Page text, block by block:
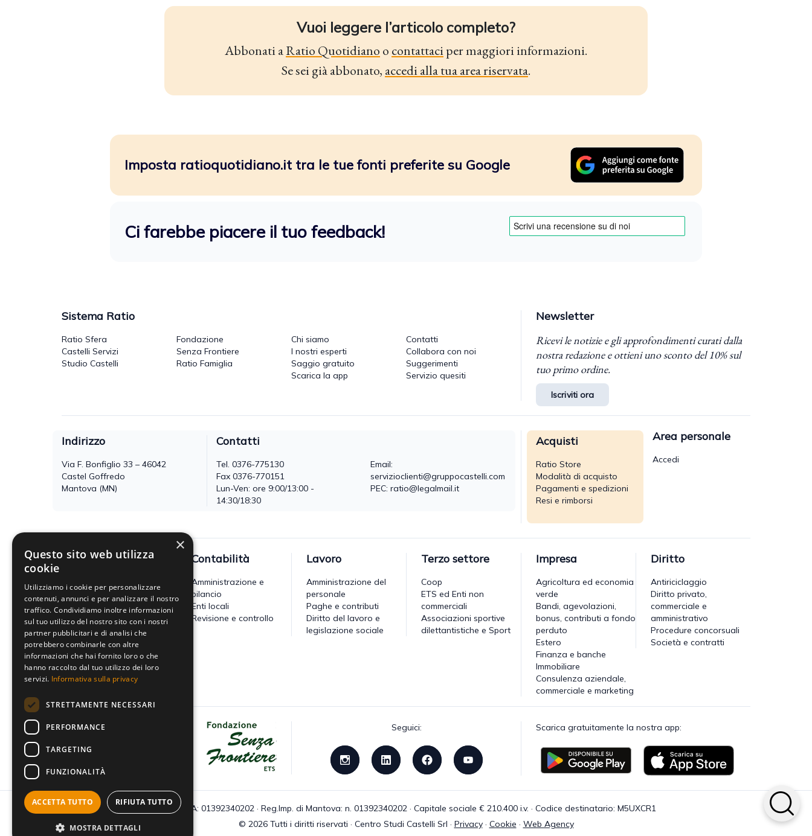
Vuoi leggere l’articolo completo?
Abbonati aRatio Quotidiano o contattaciper maggiori informazioni.
Se sei già abbonato, accedi alla tua area riservata.
Imposta ratioquotidiano.it tra le tue fonti preferite su Google
Ci farebbe piacere il tuo feedback!
Sistema Ratio
Ratio Sfera
Castelli Servizi
Studio Castelli
Fondazione
Senza Frontiere
Ratio Famiglia
Chi siamo
I nostri esperti
Saggio gratuito
Scarica la app
Contatti
Collabora con noi
Suggerimenti
Servizio quesiti
Newsletter
Ricevi le notizie e gli approfondimenti curati dalla
nostra redazione e ottieni uno sconto del 10% sul
tuo primo ordine.
Iscriviti ora
Indirizzo
Via F. Bonfiglio 33 – 46042
Castel Goffredo
Mantova (MN)
Contatti
Tel.0376-775130
Fax 0376-770151
Lun-Ven: ore 9:00/13:00 -
14:30/18:30
Email:
servizioclienti@gruppocastelli.com
PEC: ratio@legalmail.it
Acquisti
Ratio Store
Modalità di acquisto
Pagamenti e spedizioni
Resi e rimborsi
Area personale
Accedi
Fisco
Accertamento, riscossione e
contenzioso
Imposte dirette
Altre imposte indirette e altri
tributi
Tributi locali
IVA
Contabilità
Amministrazione e
bilancio
Enti locali
Revisione e controllo
Lavoro
Amministrazione del
personale
Paghe e contributi
Diritto del lavoro e
legislazione sociale
Terzo settore
Coop
ETS ed Enti non
commerciali
Associazioni sportive
dilettantistiche e Sport
Impresa
Agricoltura ed economia
verde
Bandi, agevolazioni,
bonus, contributi a fondo
perduto
Estero
Finanza e banche
Immobiliare
Consulenza aziendale,
commerciale e marketing
Diritto
Antiriciclaggio
Diritto privato,
commerciale e
amministrativo
Procedure concorsuali
Società e contratti
Dona il tuo 5x1000 a Fondazione
Seguici: Scarica gratuitamente la nostra app:
C.F e P.IVA: 01392340202 · Reg.Imp. di Mantova: n. 01392340202 · Capitale sociale € 210.400 i.v. · Codice destinatario: M5UXCR1
© 2026 Tutti i diritti riservati · Centro Studi Castelli Srl · Privacy· Cookie · Web Agency
×
Questo sito web utilizza
cookie
Utilizziamo i cookie per personalizzare
contenuti, annunci e per analizzare il nostro
traffico. Condividiamo inoltre informazioni
sul tuo utilizzo del nostro sito con i nostri
partner pubblicitari e di analisi che
potrebbero combinarle con altre
informazioni che hai fornito loro o che
hanno raccolto dal tuo utilizzo dei loro
servizi. Informativa sulla privacy
STRETTAMENTE NECESSARI
PERFORMANCE
TARGETING
FUNZIONALITÀ
ACCETTA TUTTO RIFIUTA TUTTO
MOSTRA DETTAGLI